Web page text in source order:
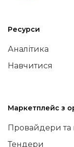
Ресурси
Аналітика
Навчитися
Маркетплейс з
Провайдери та
Тендери